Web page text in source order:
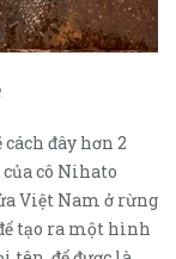
đây hơn 2
cô Nihato
Việt Nam ở rừng
tạo ra một hình